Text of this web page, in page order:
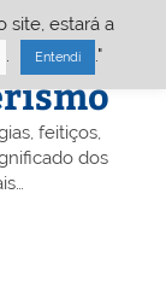
feitiços,
dos
site, estará a
Entendi ."